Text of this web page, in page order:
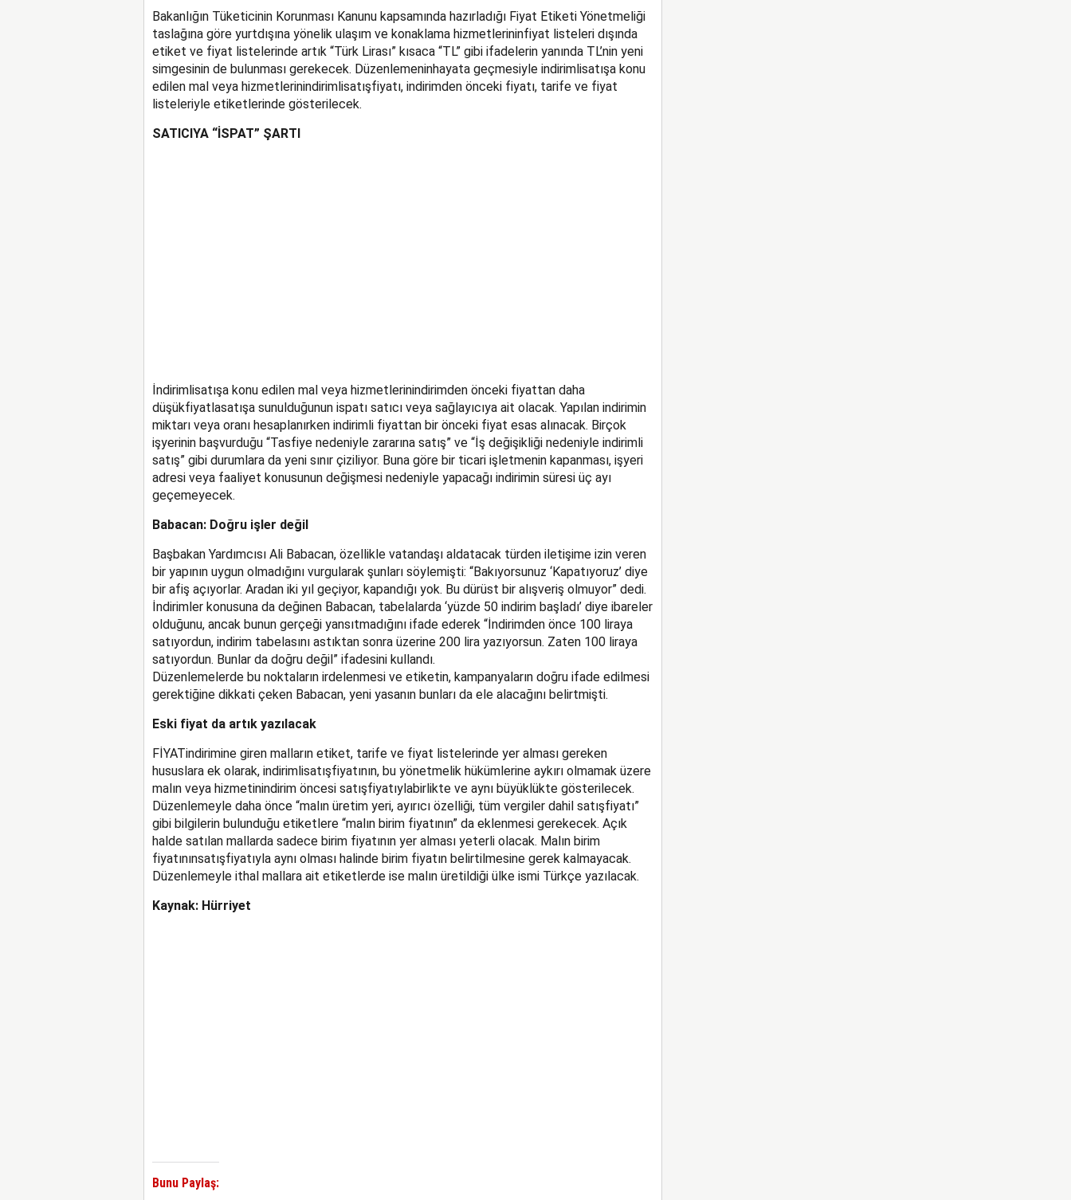
Bakanlığın Tüketicinin Korunması Kanunu kapsamında hazırladığı Fiyat Etiketi Yönetmeliği
taslağına göre yurtdışına yönelik ulaşım ve konaklama hizmetlerininfiyat listeleri dışında
etiket ve fiyat listelerinde artık “Türk Lirası” kısaca “TL” gibi ifadelerin yanında TL’nin yeni
simgesinin de bulunması gerekecek. Düzenlemeninhayata geçmesiyle indirimlisatışa konu
edilen mal veya hizmetlerinindirimlisatışfiyatı, indirimden önceki fiyatı, tarife ve fiyat
listeleriyle etiketlerinde gösterilecek.
SATICIYA “İSPAT” ŞARTI
İndirimlisatışa konu edilen mal veya hizmetlerinindirimden önceki fiyattan daha
düşükfiyatlasatışa sunulduğunun ispatı satıcı veya sağlayıcıya ait olacak. Yapılan indirimin
miktarı veya oranı hesaplanırken indirimli fiyattan bir önceki fiyat esas alınacak. Birçok
işyerinin başvurduğu “Tasfiye nedeniyle zararına satış” ve “İş değişikliği nedeniyle indirimli
satış” gibi durumlara da yeni sınır çiziliyor. Buna göre bir ticari işletmenin kapanması, işyeri
adresi veya faaliyet konusunun değişmesi nedeniyle yapacağı indirimin süresi üç ayı
geçemeyecek.
Babacan: Doğru işler değil
Başbakan Yardımcısı Ali Babacan, özellikle vatandaşı aldatacak türden iletişime izin veren
bir yapının uygun olmadığını vurgularak şunları söylemişti: “Bakıyorsunuz ‘Kapatıyoruz’ diye
bir afiş açıyorlar. Aradan iki yıl geçiyor, kapandığı yok. Bu dürüst bir alışveriş olmuyor” dedi.
İndirimler konusuna da değinen Babacan, tabelalarda ‘yüzde 50 indirim başladı’ diye ibareler
olduğunu, ancak bunun gerçeği yansıtmadığını ifade ederek “İndirimden önce 100 liraya
satıyordun, indirim tabelasını astıktan sonra üzerine 200 lira yazıyorsun. Zaten 100 liraya
satıyordun. Bunlar da doğru değil” ifadesini kullandı.
Düzenlemelerde bu noktaların irdelenmesi ve etiketin, kampanyaların doğru ifade edilmesi
gerektiğine dikkati çeken Babacan, yeni yasanın bunları da ele alacağını belirtmişti.
Eski fiyat da artık yazılacak
FİYATindirimine giren malların etiket, tarife ve fiyat listelerinde yer alması gereken
hususlara ek olarak, indirimlisatışfiyatının, bu yönetmelik hükümlerine aykırı olmamak üzere
malın veya hizmetinindirim öncesi satışfiyatıylabirlikte ve aynı büyüklükte gösterilecek.
Düzenlemeyle daha önce “malın üretim yeri, ayırıcı özelliği, tüm vergiler dahil satışfiyatı”
gibi bilgilerin bulunduğu etiketlere “malın birim fiyatının” da eklenmesi gerekecek. Açık
halde satılan mallarda sadece birim fiyatının yer alması yeterli olacak. Malın birim
fiyatınınsatışfiyatıyla aynı olması halinde birim fiyatın belirtilmesine gerek kalmayacak.
Düzenlemeyle ithal mallara ait etiketlerde ise malın üretildiği ülke ismi Türkçe yazılacak.
Kaynak: Hürriyet
Bunu Paylaş: